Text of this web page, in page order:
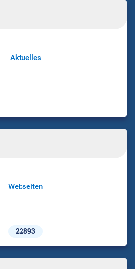
Aktuelles
Webseiten
22893